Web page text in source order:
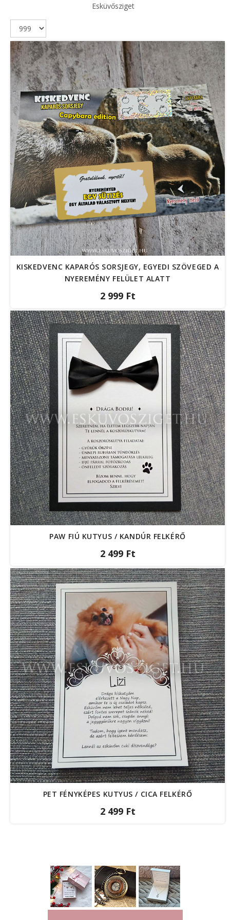
Esküvősziget
KISKEDVENC KAPARÓS SORSJEGY, EGYEDI SZÖVEGED A
NYEREMÉNY FELÜLET ALATT
2 999 Ft
PAW FIÚ KUTYUS / KANDÚR FELKÉRŐ
2 499 Ft
PET FÉNYKÉPES KUTYUS / CICA FELKÉRŐ
2 499 Ft